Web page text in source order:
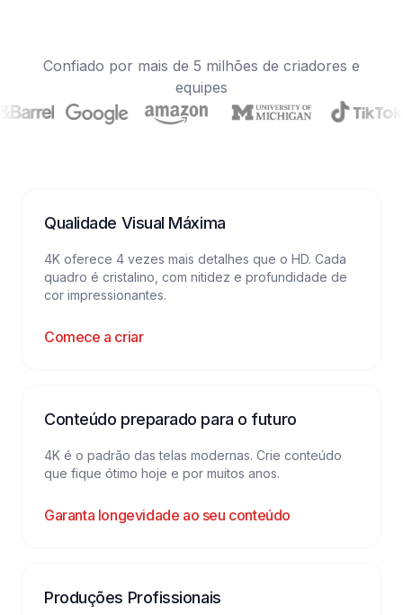
Confiado por mais de 5 milhões de criadores e
equipes
Qualidade Visual Máxima
4K oferece 4 vezes mais detalhes que o HD. Cada
quadro é cristalino, com nitidez e profundidade de
cor impressionantes.
Comece a criar
Conteúdo preparado para o futuro
4K é o padrão das telas modernas. Crie conteúdo
que fique ótimo hoje e por muitos anos.
Garanta longevidade ao seu conteúdo
Produções Profissionais